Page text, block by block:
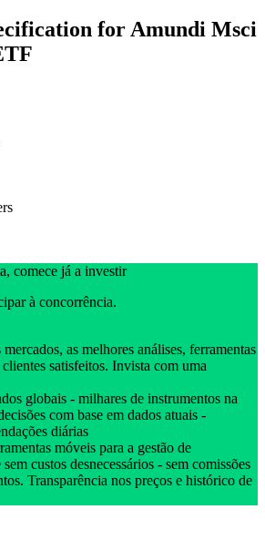
for Amundi Msci
comece já a investir
à concorrência.
as melhores análises, ferramentas
satisfeitos. Invista com uma
globais - milhares de instrumentos na
com base em dados atuais -
diárias
móveis para a gestão de
custos desnecessários - sem comissões
Transparência nos preços e histórico de